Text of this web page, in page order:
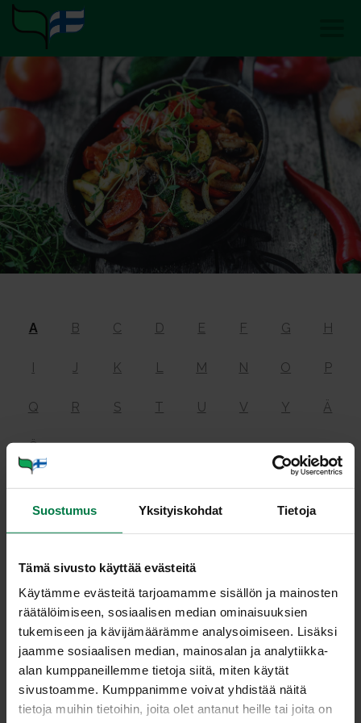
Suostumus Yksityiskohdat Tietoja
Tämä sivusto käyttää evästeitä
Käytämme evästeitä tarjoamamme sisällön ja mainosten
räätälöimiseen, sosiaalisen median ominaisuuksien
tukemiseen ja kävijämäärämme analysoimiseen. Lisäksi
jaamme sosiaalisen median, mainosalan ja analytiikka-
alan kumppaneillemme tietoja siitä, miten käytät
sivustoamme. Kumppanimme voivat yhdistää näitä
tietoja muihin tietoihin, joita olet antanut heille tai joita on
A B C D E F G H
I J K L M N O P
Q R S T U V Y Ä
Ö
Ai­neen­vaih­dun­ta
muutosten sarja, joka alkaa ravintoaineiden
imeytymisestä. Aineenvaihduntaan kuuluvat rakentava
aineenvaihdunta (anabolia) eli uusien kudosten ja
yhdisteiden muodostuminen sekä hajottava
aineenvaihdunta (katabolia) eli vanhojen kudosten
hajoaminen ja energian tuotanto.